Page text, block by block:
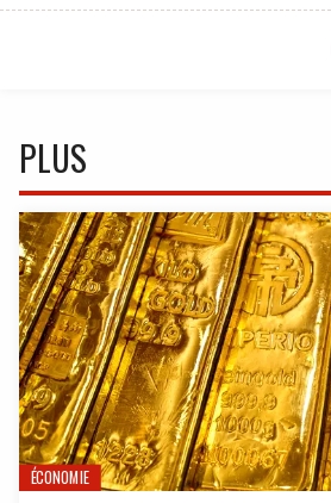
PLUS
ÉCONOMIE